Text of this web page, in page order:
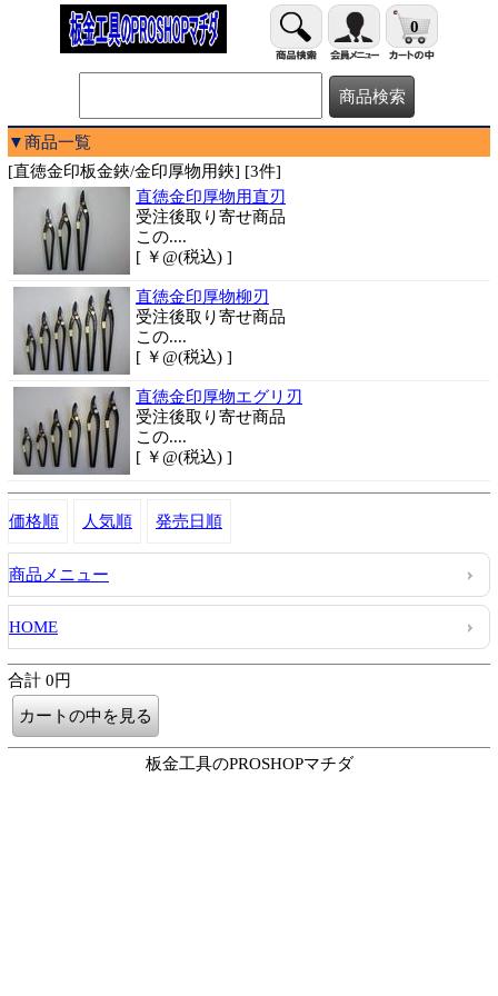
0
▼商品一覧
[直徳金印板金鋏/金印厚物用鋏] [3件]
直徳金印厚物用直刃
受注後取り寄せ商品
この....
[ ￥@(税込) ]
直徳金印厚物柳刃
受注後取り寄せ商品
この....
[ ￥@(税込) ]
直徳金印厚物エグリ刃
受注後取り寄せ商品
この....
[ ￥@(税込) ]
価格順 人気順 発売日順
商品メニュー
HOME
合計 0円
板金工具のPROSHOPマチダ